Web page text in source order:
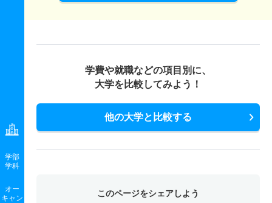
学部
学科
オー
キャン
学費や就職などの項目別に、
大学を比較してみよう！
他の大学と比較する
このページをシェアしよう